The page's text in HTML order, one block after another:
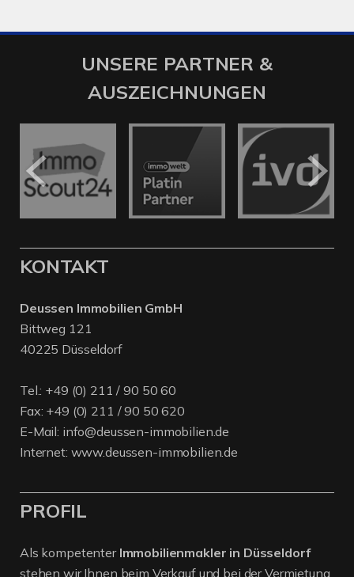
UNSERE PARTNER &
AUSZEICHNUNGEN
KONTAKT
Deussen Immobilien GmbH
Bittweg 121
40225 Düsseldorf
Tel.: +49 (0) 211 / 90 50 60
Fax: +49 (0) 211 / 90 50 620
E-Mail: info@deussen-immobilien.de
Internet: www.deussen-immobilien.de
PROFIL
Als kompetenter Immobilienmakler in Düsseldorf
stehen wir Ihnen beim Verkauf und bei der Vermietung